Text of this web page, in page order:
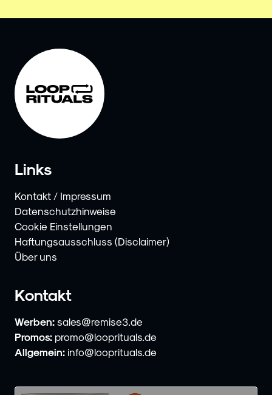
Links
Kontakt / Impressum
Datenschutzhinweise
Cookie Einstellungen
Haftungsausschluss (Disclaimer)
Über uns
Kontakt
Werben: sales@remise3.de
Promos: promo@looprituals.de
Allgemein: info@looprituals.de